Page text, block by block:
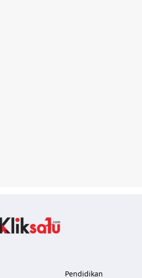
Pendidikan